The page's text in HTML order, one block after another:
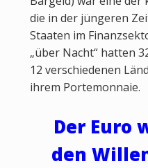
die in der jüngeren
Staaten im
„über Nacht“ hatten
12 verschiedenen
ihrem Portemonnaie.
Der Euro
den